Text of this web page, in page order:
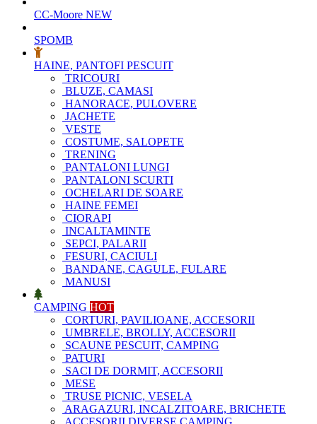
CC-Moore NEW
SPOMB
HAINE, PANTOFI PESCUIT
TRICOURI
BLUZE, CAMASI
HANORACE, PULOVERE
JACHETE
VESTE
COSTUME, SALOPETE
TRENING
PANTALONI LUNGI
PANTALONI SCURTI
OCHELARI DE SOARE
HAINE FEMEI
CIORAPI
INCALTAMINTE
SEPCI, PALARII
FESURI, CACIULI
BANDANE, CAGULE, FULARE
MANUSI
CAMPING HOT
CORTURI, PAVILIOANE, ACCESORII
UMBRELE, BROLLY, ACCESORII
SCAUNE PESCUIT, CAMPING
PATURI
SACI DE DORMIT, ACCESORII
MESE
TRUSE PICNIC, VESELA
ARAGAZURI, INCALZITOARE, BRICHETE
ACCESORII DIVERSE CAMPING